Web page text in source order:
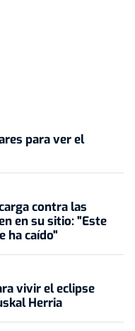
para ver el
contra las
en su sitio: "Este
ha caído"
vivir el eclipse
Herria